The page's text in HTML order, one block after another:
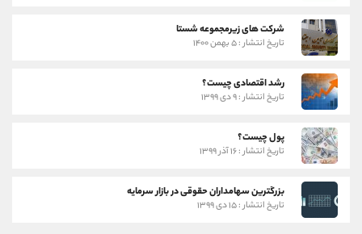
شرکت های زیرمجموعه شستا
تاریخ انتشار : ۵ بهمن ۱۴۰۰
رشد اقتصادی چیست؟
تاریخ انتشار : ۹ دی ۱۳۹۹
پول چیست؟
تاریخ انتشار : ۱۶ آذر ۱۳۹۹
بزرگترین سهامداران حقوقی در بازار سرمایه
تاریخ انتشار : ۱۵ دی ۱۳۹۹